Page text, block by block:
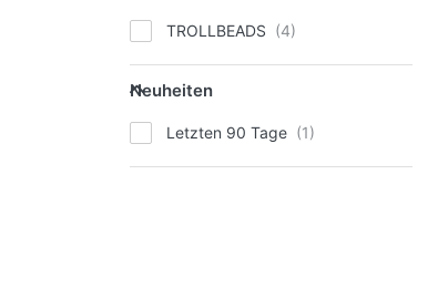
TROLLBEADS
Neuheiten
Neuheiten
Letzten 90 Tage